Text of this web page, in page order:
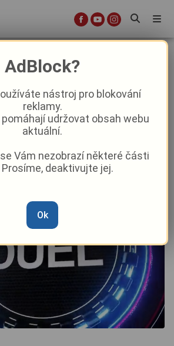
Rudolf Špoták
Bernard (STAN)
29. 9. 2020|17:14
AdBlock?
nástroj pro blokování
reklamy.
udržovat obsah webu
aktuální.
Vám nezobrazí některé části
deaktivujte jej.
Ok